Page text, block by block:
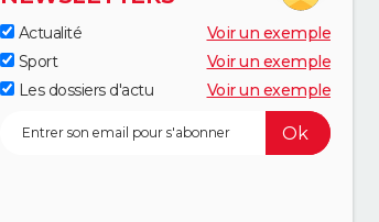
Actualité
Voir un exemple
Sport
Voir un exemple
Les dossiers d'actu
Voir un exemple